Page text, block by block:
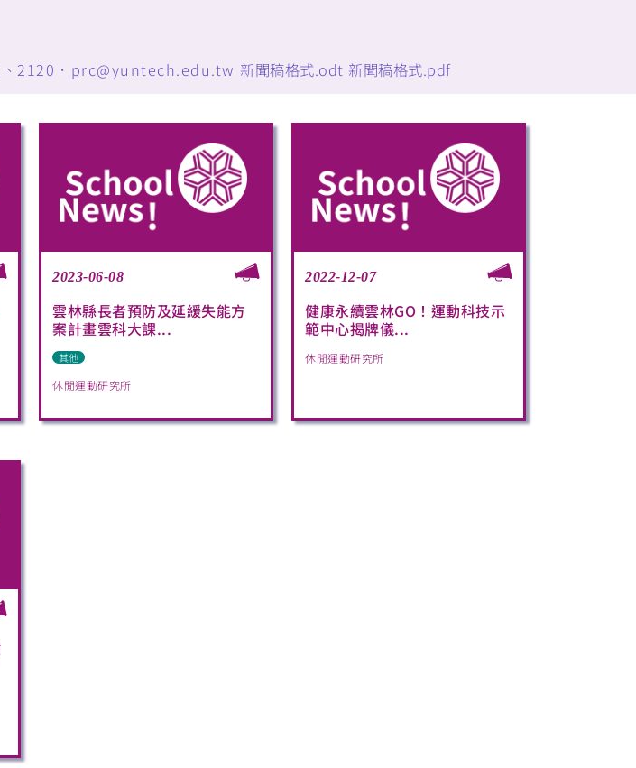
、2120．prc@yuntech.edu.tw 新聞稿格式.odt 新聞稿格式.pdf
2023-06-08
雲林縣長者預防及延緩失能方
案計畫雲科大課...
其他
休閒運動研究所
2022-12-07
健康永續雲林GO！運動科技示
範中心揭牌儀...
休閒運動研究所